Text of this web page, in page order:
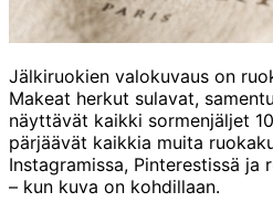
Jälkiruokien valokuvaus on
Makeat herkut sulavat,
näyttävät kaikki sormenjäljet
pärjäävät kaikkia muita
Instagramissa, Pinterestissä ja
– kun kuva on kohdillaan.